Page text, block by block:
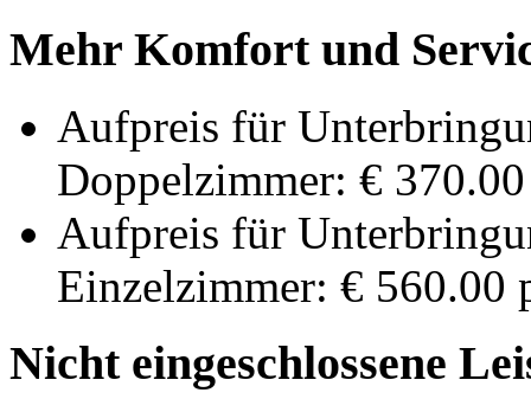
Mehr Komfort und
Aufpreis für
Doppelzimmer: € 370.00
Aufpreis für
Einzelzimmer: € 560.00
Nicht eingeschlossene